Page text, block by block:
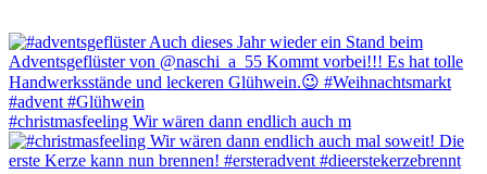
#christmasfeeling Wir wären dann endlich auch m